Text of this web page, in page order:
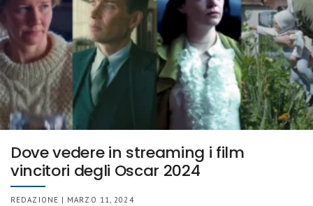
Dove vedere in streaming i film
vincitori degli Oscar 2024
REDAZIONE | MARZO 11, 2024